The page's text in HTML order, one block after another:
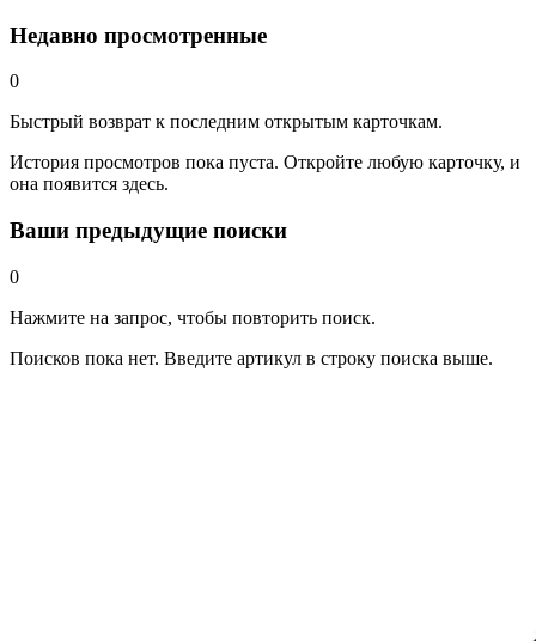
Недавно просмотренные
0
Быстрый возврат к последним открытым карточкам.
История просмотров пока пуста. Откройте любую карточку, и
она появится здесь.
Ваши предыдущие поиски
0
Нажмите на запрос, чтобы повторить поиск.
Поисков пока нет. Введите артикул в строку поиска выше.